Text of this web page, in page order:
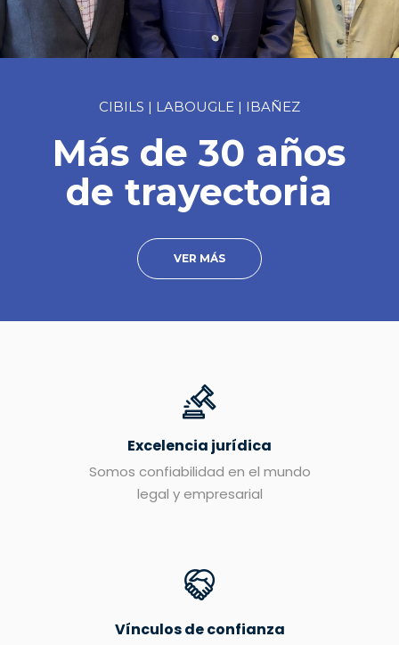
VER MÁS
CIBILS | LABOUGLE | IBAÑEZ
Más de 30 años
de trayectoria
Excelencia jurídica
Somos confiabilidad en el mundo
legal y empresarial
Vínculos de confianza